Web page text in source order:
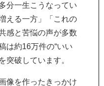
分一生こうなってい
える一方」「これの
感と苦悩の声が多数
は約16万件の“いい
突破しています。
像を作ったきっかけ